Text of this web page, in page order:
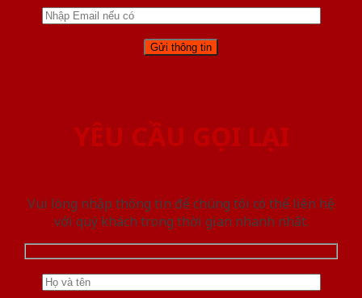
YÊU CẦU GỌI LẠI
Vui lòng nhập thông tin để chúng tôi có thể liên hệ
với quý khách trong thời gian nhanh nhất.